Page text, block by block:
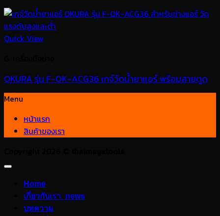
Quick View
OKURA รุ่น F-OK-ACG36 เกจ์วัดน้ำยาแอร์ พร้อมสายดูด
Menu
หน้าแรก
สินค้าของเรา
Home
เกี่ยวกับเรา_news
บทความ